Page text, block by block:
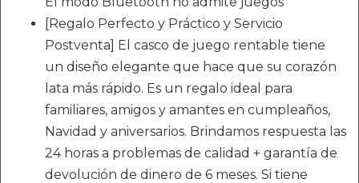
[Regalo Perfecto y Práctico y Servicio
Postventa] El casco de juego rentable tiene
un diseño elegante que hace que su corazón
lata más rápido. Es un regalo ideal para
familiares, amigos y amantes en cumpleaños,
Navidad y aniversarios. Brindamos respuesta las
24 horas a problemas de calidad + garantía de
devolución de dinero de 6 meses. Si tiene